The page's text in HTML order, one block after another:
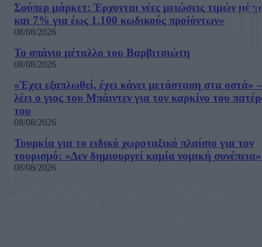
Σούπερ μάρκετ: Έρχονται νέες μειώσεις τιμών
και 7% για έως 1.100 κωδικούς προϊόντων»
08/08/2026
Το σπάνιο μέταλλο του Βαρβιτσιώτη
08/08/2026
«Έχει εξαπλωθεί, έχει κάνει μετάσταση στα οστά»
λέει ο γιος του Μπάιντεν για τον καρκίνο του
του
08/08/2026
Τουρκία για το ειδικό χωροταξικό πλαίσιο για τον
τουρισμό: «Δεν δημιουργεί καμία νομική συνέπεια»
08/08/2026